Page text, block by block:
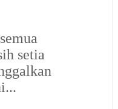
setia